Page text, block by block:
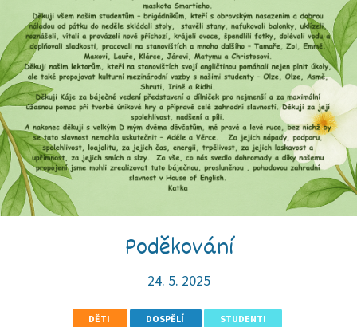
Poděkování
24. 5. 2025
DĚTI DOSPĚLÍ STUDENTI